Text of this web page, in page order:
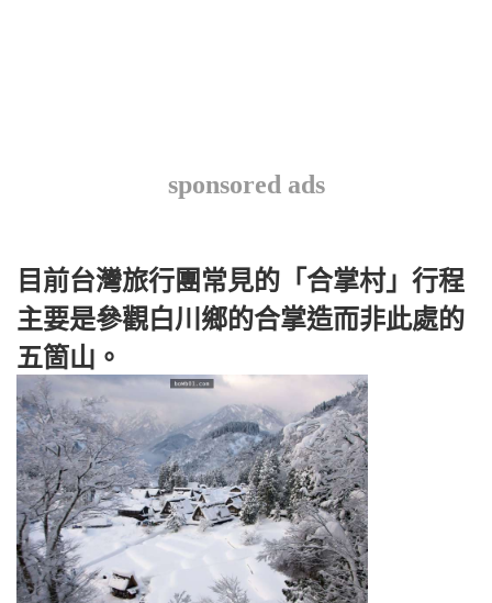
sponsored ads
目前台灣旅行團常見的「合掌村」行程
主要是參觀白川鄉的合掌造而非此處的
五箇山。